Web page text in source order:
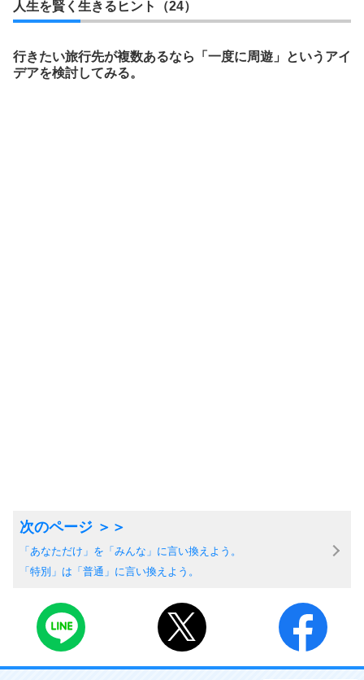
人生を賢く生きるヒント（24）
行きたい旅行先が複数あるなら「一度に周遊」というアイ
デアを検討してみる。
「あなただけ」を「みんな」に言い換えよう。
「特別」は「普通」に言い換えよう。